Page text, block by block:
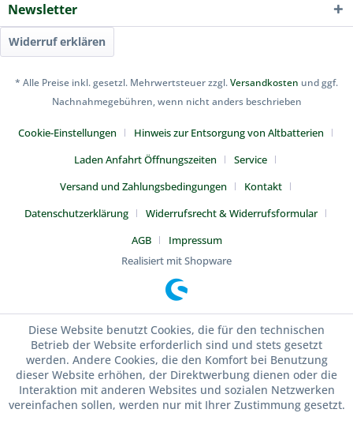
Newsletter
Widerruf erklären
* Alle Preise inkl. gesetzl. Mehrwertsteuer zzgl.Versandkosten und ggf.
Nachnahmegebühren, wenn nicht anders beschrieben
Cookie-Einstellungen
Hinweis zur Entsorgung von Altbatterien
Laden Anfahrt Öffnungszeiten
Service
Versand und Zahlungsbedingungen
Kontakt
Datenschutzerklärung
Widerrufsrecht & Widerrufsformular
AGB
Impressum
Realisiert mit Shopware
Diese Website benutzt Cookies, die für den technischen
Betrieb der Website erforderlich sind und stets gesetzt
werden. Andere Cookies, die den Komfort bei Benutzung
dieser Website erhöhen, der Direktwerbung dienen oder die
Interaktion mit anderen Websites und sozialen Netzwerken
vereinfachen sollen, werden nur mit Ihrer Zustimmung gesetzt.